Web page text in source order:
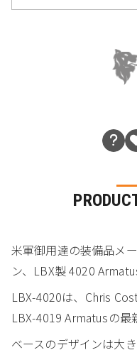
米軍御用達の装備品メ
ン、LBX製 4020
LBX-4020は、Chris
LBX-4019 Armatusの最
ベースのデザインは大